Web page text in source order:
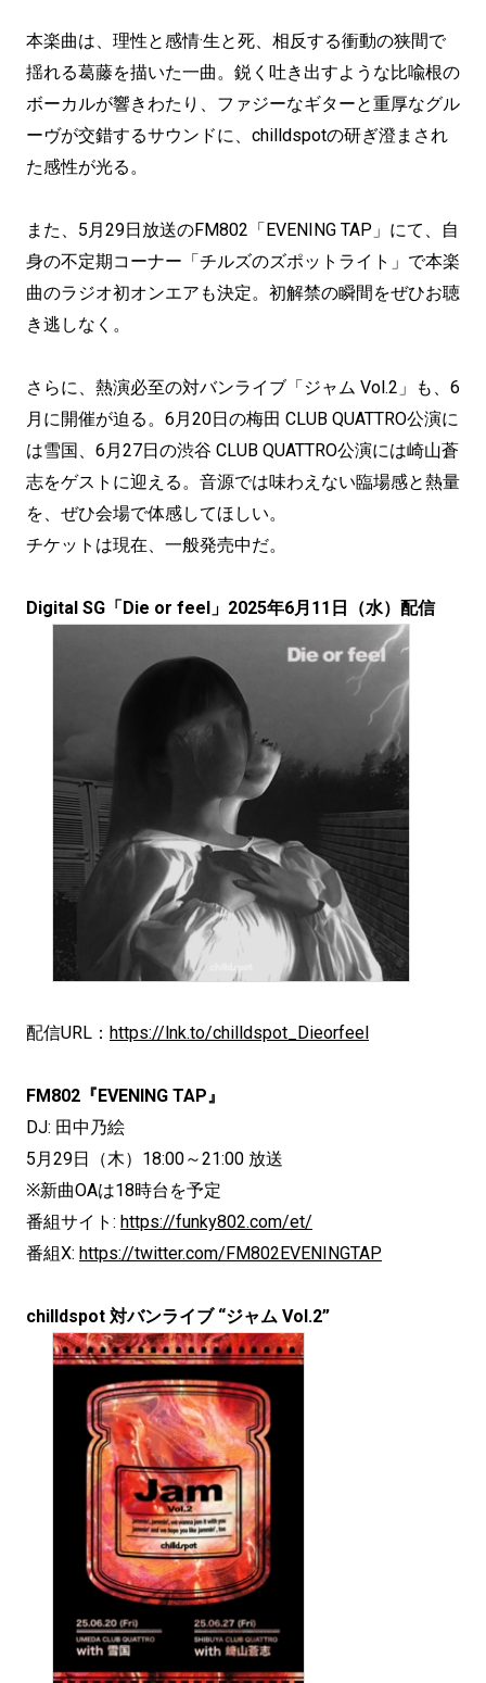
本楽曲は、理性と感情·生と死、相反する衝動の狭間で
揺れる葛藤を描いた一曲。鋭く吐き出すような比喩根の
ボーカルが響きわたり、ファジーなギターと重厚なグル
ーヴが交錯するサウンドに、chilldspotの研ぎ澄まされ
た感性が光る。
また、5月29日放送のFM802「EVENING TAP」にて、自
身の不定期コーナー「チルズのズポットライト」で本楽
曲のラジオ初オンエアも決定。初解禁の瞬間をぜひお聴
き逃しなく。
さらに、熱演必至の対バンライブ「ジャム Vol.2」も、6
月に開催が迫る。6月20日の梅田 CLUB QUATTRO公演に
は雪国、6月27日の渋谷 CLUB QUATTRO公演には崎山蒼
志をゲストに迎える。音源では味わえない臨場感と熱量
を、ぜひ会場で体感してほしい。
チケットは現在、一般発売中だ。
Digital SG「Die or feel」2025年6月11日（水）配信
配信URL： https://lnk.to/chilldspot_Dieorfeel
FM802『EVENING TAP』
DJ: 田中乃絵
5月29日（木）18:00～21:00 放送
※新曲OAは18時台を予定
番組サイト: https://funky802.com/et/
番組X: https://twitter.com/FM802EVENINGTAP
chilldspot 対バンライブ “ジャム Vol.2”